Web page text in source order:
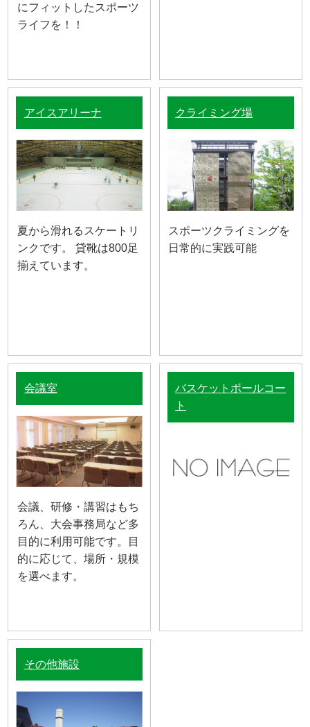
にフィットしたスポーツ
ライフを！！
アイスアリーナ
夏から滑れるスケートリ
ンクです。 貸靴は800足
揃えています。
クライミング場
スポーツクライミングを
日常的に実践可能
会議室
会議、研修・講習はもち
ろん、大会事務局など多
目的に利用可能です。目
的に応じて、場所・規模
を選べます。
バスケットボールコー
ト
その他施設